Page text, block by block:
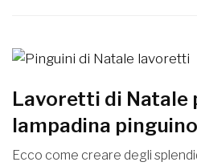
Lavoretti di Natale
lampadina pinguino
Ecco come creare degli